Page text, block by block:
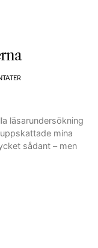
läsarundersökning
mina
sådant – men